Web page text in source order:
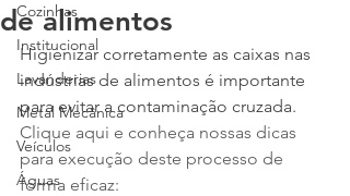
Cozinhas
Institucional
Lavanderias
Metal Mecânica
Veículos
Águas
de alimentos
Higienizar corretamente as caixas nas
indústrias de alimentos é importante
para evitar a contaminação cruzada.
Clique aqui e conheça nossas dicas
para execução deste processo de
forma eficaz: